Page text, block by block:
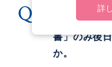
入学手続書
書」のみ後
か。
詳